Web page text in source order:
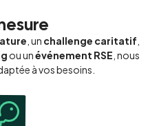
, un challenge caritatif
ou unévénement RSE , nous
à vos besoins.